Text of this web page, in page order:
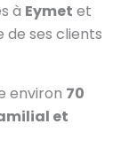
à Eymet et
de ses clients
environ 70
et